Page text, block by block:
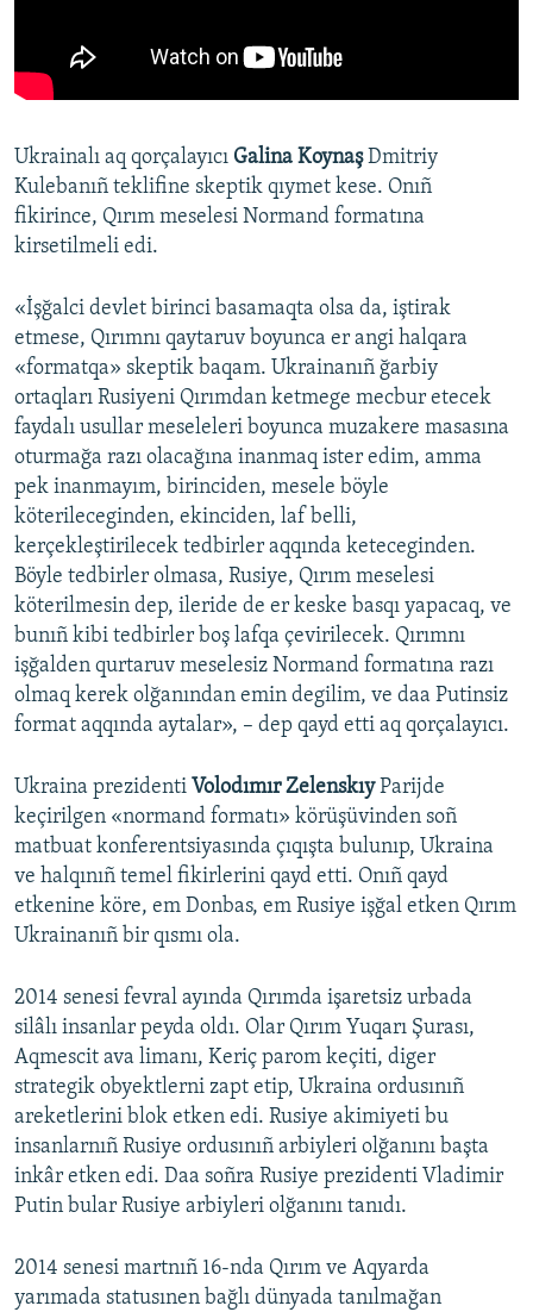
Ukrainalı aq qorçalayıcı Galina KoynaşDmitriy
Kulebanıñ teklifine skeptik qıymet kese. Onıñ
fikirince, Qırım meselesi Normand formatına
kirsetilmeli edi.
«İşğalci devlet birinci basamaqta olsa da, iştirak
etmese, Qırımnı qaytaruv boyunca er angi halqara
«formatqa» skeptik baqam. Ukrainanıñ ğarbiy
ortaqları Rusiyeni Qırımdan ketmege mecbur etecek
faydalı usullar meseleleri boyunca muzakere masasına
oturmağa razı olacağına inanmaq ister edim, amma
pek inanmayım, birinciden, mesele böyle
köterileceginden, ekinciden, laf belli,
kerçekleştirilecek tedbirler aqqında keteceginden.
Böyle tedbirler olmasa, Rusiye, Qırım meselesi
köterilmesin dep, ileride de er keske basqı yapacaq, ve
bunıñ kibi tedbirler boş lafqa çevirilecek. Qırımnı
işğalden qurtaruv meselesiz Normand formatına razı
olmaq kerek olğanından emin degilim, ve daa Putinsiz
format aqqında aytalar», – dep qayd etti aq qorçalayıcı.
Ukraina prezidenti Volodımır ZelenskıyParijde
keçirilgen «normand formatı» körüşüvinden soñ
matbuat konferentsiyasında çıqışta bulunıp, Ukraina
ve halqınıñ temel fikirlerini qayd etti. Onıñ qayd
etkenine köre, em Donbas, em Rusiye işğal etken Qırım
Ukrainanıñ bir qısmı ola.
2014 senesi fevral ayında Qırımda işaretsiz urbada
silâlı insanlar peyda oldı. Olar Qırım Yuqarı Şurası,
Aqmescit ava limanı, Keriç parom keçiti, diger
strategik obyektlerni zapt etip, Ukraina ordusınıñ
areketlerini blok etken edi. Rusiye akimiyeti bu
insanlarnıñ Rusiye ordusınıñ arbiyleri olğanını başta
inkâr etken edi. Daa soñra Rusiye prezidenti Vladimir
Putin bular Rusiye arbiyleri olğanını tanıdı.
2014 senesi martnıñ 16-nda Qırım ve Aqyarda
yarımada statusınen bağlı dünyada tanılmağan